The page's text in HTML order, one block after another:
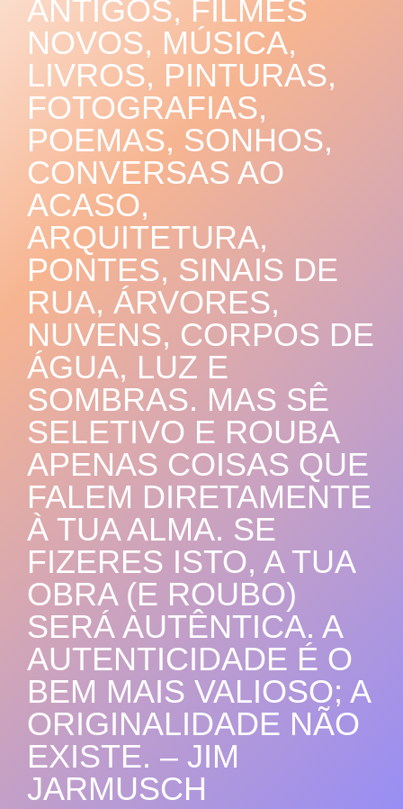
ANTIGOS, FILMES
NOVOS, MÚSICA,
LIVROS, PINTURAS,
FOTOGRAFIAS,
POEMAS, SONHOS,
CONVERSAS AO
ACASO,
ARQUITETURA,
PONTES, SINAIS DE
RUA, ÁRVORES,
NUVENS, CORPOS DE
ÁGUA, LUZ E
SOMBRAS. MAS SÊ
SELETIVO E ROUBA
APENAS COISAS QUE
FALEM DIRETAMENTE
À TUA ALMA. SE
FIZERES ISTO, A TUA
OBRA (E ROUBO)
SERÁ AUTÊNTICA. A
AUTENTICIDADE É O
BEM MAIS VALIOSO; A
ORIGINALIDADE NÃO
EXISTE. – JIM
JARMUSCH